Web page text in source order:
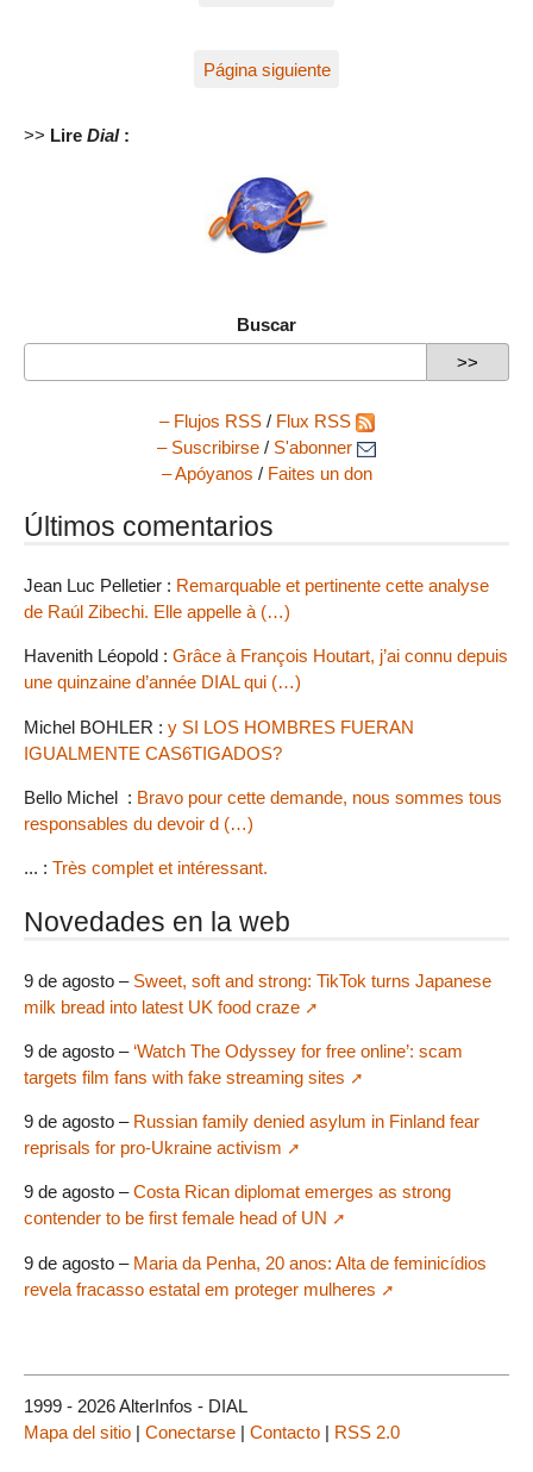
Página siguiente
>> Lire Dial:
Buscar
– Flujos RSS/ Flux RSS
– Suscribirse / S'abonner
– Apóyanos / Faites un don
Últimos comentarios
Jean Luc Pelletier : Remarquable et pertinente cette analyse
de Raúl Zibechi. Elle appelle à (…)
Havenith Léopold : Grâce à François Houtart, j’ai connu depuis
une quinzaine d’année DIAL qui (…)
Michel BOHLER : y SI LOS HOMBRES FUERAN
IGUALMENTE CAS6TIGADOS?
Bello Michel : Bravo pour cette demande, nous sommes tous
responsables du devoir d (…)
... : Très complet et intéressant.
Novedades en la web
9 de agosto – Sweet, soft and strong: TikTok turns Japanese
milk bread into latest UK food craze
9 de agosto – ‘Watch The Odyssey for free online’: scam
targets film fans with fake streaming sites
9 de agosto – Russian family denied asylum in Finland fear
reprisals for pro-Ukraine activism
9 de agosto –Costa Rican diplomat emerges as strong
contender to be first female head of UN
9 de agosto – Maria da Penha, 20 anos: Alta de feminicídios
revela fracasso estatal em proteger mulheres
1999 - 2026 AlterInfos - DIAL
Mapa del sitio
Conectarse Contacto RSS 2.0